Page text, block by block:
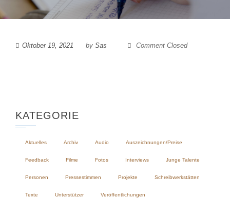
Oktober 19, 2021 by Sas Comment Closed
KATEGORIE
Aktuelles Archiv Audio Auszeichnungen/Preise
Feedback Filme Fotos Interviews Junge Talente
Personen Pressestimmen Projekte Schreibwerkstätten
Texte Unterstützer Veröffentlichungen